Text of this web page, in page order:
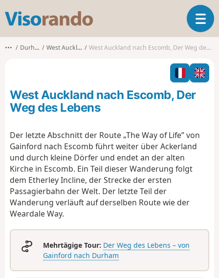
s
o
o
T
o
g
l
e
n
••• Durham West Auckland West Auckland nach Escomb, Der Weg des Lebens
West Auckland nach Escomb, Der
Weg des Lebens
Der letzte Abschnitt der Route „The Way of Life” von
Gainford nach Escomb führt weiter über Ackerland
und durch kleine Dörfer und endet an der alten
Kirche in Escomb. Ein Teil dieser Wanderung folgt
dem Etherley Incline, der Strecke der ersten
Passagierbahn der Welt. Der letzte Teil der
Wanderung verläuft auf derselben Route wie der
Weardale Way.
Mehrtägige Tour: Der Weg des Lebens – von
Gainford nach Durham